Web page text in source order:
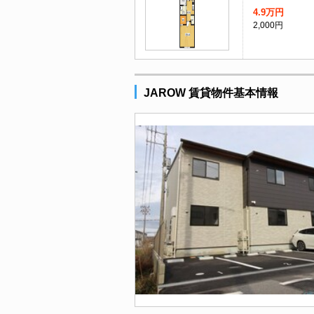
4.9万円
2,000円
JAROW 賃貸物件基本情報